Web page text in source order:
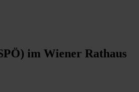
im Wiener Rathaus